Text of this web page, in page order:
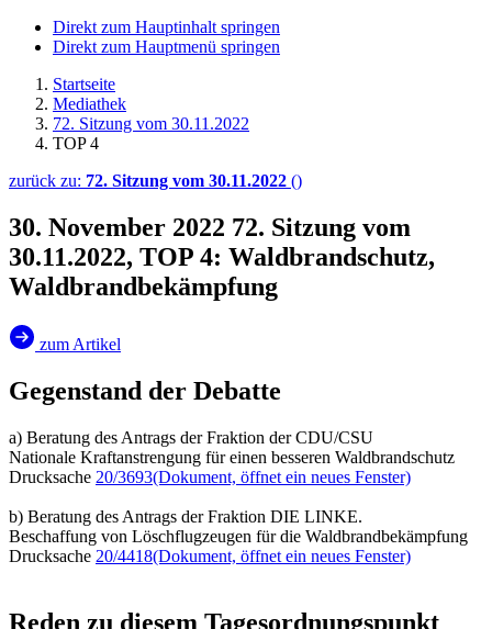
Direkt zum Hauptinhalt springen
Direkt zum Hauptmenü springen
Startseite
Mediathek
72. Sitzung vom 30.11.2022
TOP 4
zurück zu: 72. Sitzung vom 30.11.2022 ()
30. November 2022 72. Sitzung vom
30.11.2022, TOP 4: Waldbrandschutz,
Waldbrandbekämpfung
zum Artikel
Gegenstand der Debatte
a) Beratung des Antrags der Fraktion der CDU/CSU
Nationale Kraftanstrengung für einen besseren Waldbrandschutz
Drucksache 20/3693(Dokument, öffnet ein neues Fenster)
b) Beratung des Antrags der Fraktion DIE LINKE.
Beschaffung von Löschflugzeugen für die Waldbrandbekämpfung
Drucksache 20/4418(Dokument, öffnet ein neues Fenster)
Reden zu diesem Tagesordnungspunkt